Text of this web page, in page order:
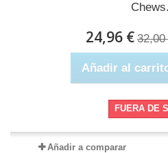
24,96 € 32,00
Añadir al
FUERA DE
Añadir a comparar